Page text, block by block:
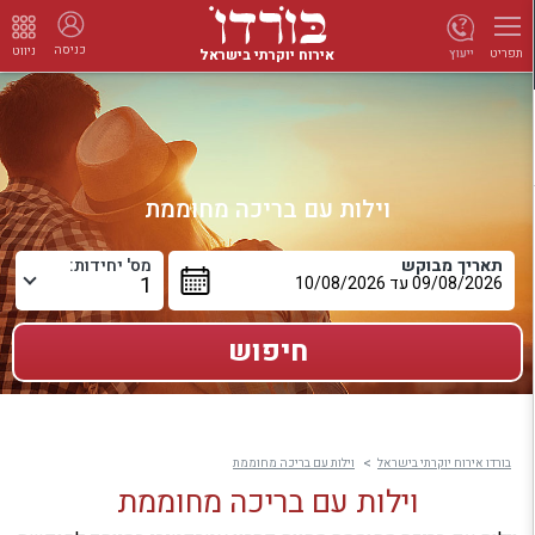
תפריט אירוח יוקרתי בישראל כניסה ניווט ייעוץ
וילות עם בריכה מחוממת
תאריך מבוקש מס' יחידות:
בורדו אירוח יוקרתי בישראל וילות עם בריכה מחוממת
וילות עם בריכה מחוממת